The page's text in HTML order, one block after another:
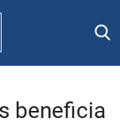
beneficia